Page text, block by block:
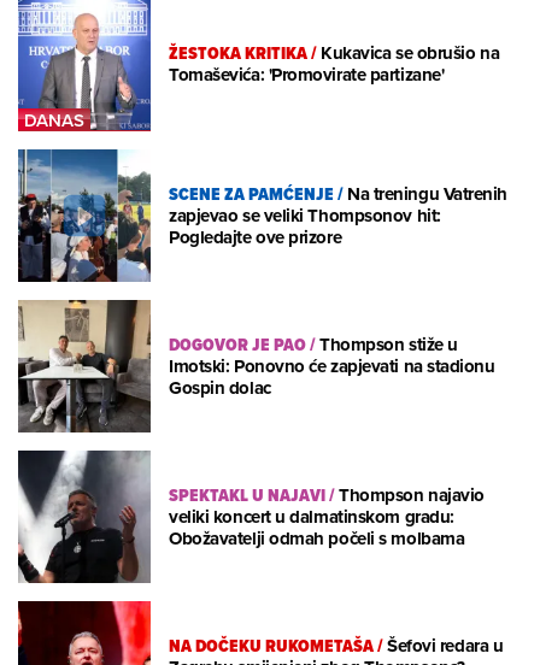
ŽESTOKA KRITIKA/Kukavica se obrušio na
Tomaševića: 'Promovirate partizane'
SCENE ZA PAMĆENJE/Na treningu Vatrenih
zapjevao se veliki Thompsonov hit:
Pogledajte ove prizore
DOGOVOR JE PAO/Thompson stiže u
Imotski: Ponovno će zapjevati na stadionu
Gospin dolac
SPEKTAKL U NAJAVI/Thompson najavio
veliki koncert u dalmatinskom gradu:
Obožavatelji odmah počeli s molbama
NA DOČEKU RUKOMETAŠA/Šefovi redara u